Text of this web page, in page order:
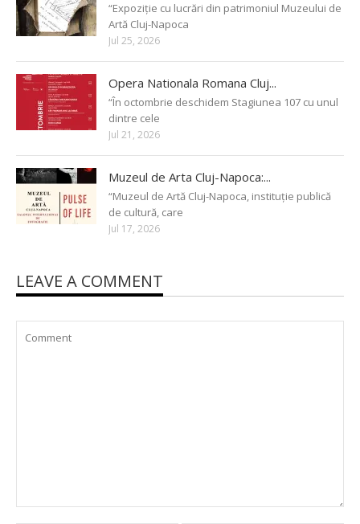
“Expoziție cu lucrări din patrimoniul Muzeului de
Artă Cluj-Napoca
Jul 25, 2026
Opera Nationala Romana Cluj...
“În octombrie deschidem Stagiunea 107 cu unul
dintre cele
Jul 21, 2026
Muzeul de Arta Cluj-Napoca:...
“Muzeul de Artă Cluj-Napoca, instituție publică
de cultură, care
Jul 17, 2026
LEAVE A COMMENT